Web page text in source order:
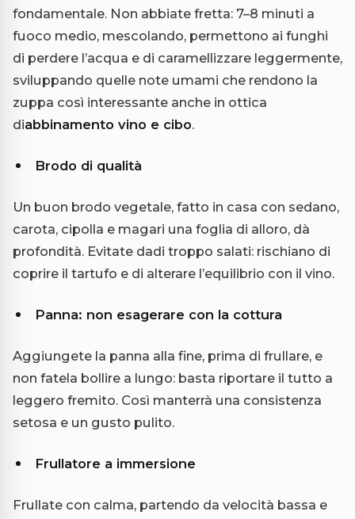
fondamentale. Non abbiate fretta: 7–8 minuti a
fuoco medio, mescolando, permettono ai funghi
di perdere l’acqua e di caramellizzare leggermente,
sviluppando quelle note umami che rendono la
zuppa così interessante anche in ottica
diabbinamento vino e cibo.
Brodo di qualità
Un buon brodo vegetale, fatto in casa con sedano,
carota, cipolla e magari una foglia di alloro, dà
profondità. Evitate dadi troppo salati: rischiano di
coprire il tartufo e di alterare l’equilibrio con il vino.
Panna: non esagerare con la cottura
Aggiungete la panna alla fine, prima di frullare, e
non fatela bollire a lungo: basta riportare il tutto a
leggero fremito. Così manterrà una consistenza
setosa e un gusto pulito.
Frullatore a immersione
Frullate con calma, partendo da velocità bassa e